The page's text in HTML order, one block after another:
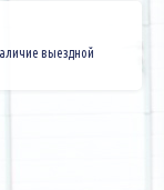
выездной